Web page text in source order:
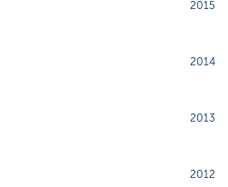
2015
2014
2013
2012